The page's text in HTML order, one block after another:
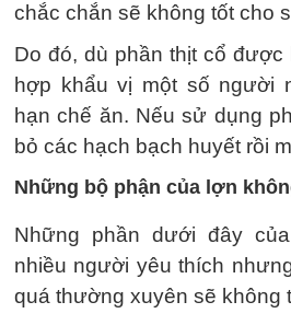
chắc chắn sẽ không tốt cho
Do đó, dù phần thịt cổ
hợp khẩu vị một số người
hạn chế ăn. Nếu sử dụng
bỏ các hạch bạch huyết rồi
Những bộ phận của lợn
Những phần dưới đây
nhiều người yêu thích
quá thường xuyên sẽ không